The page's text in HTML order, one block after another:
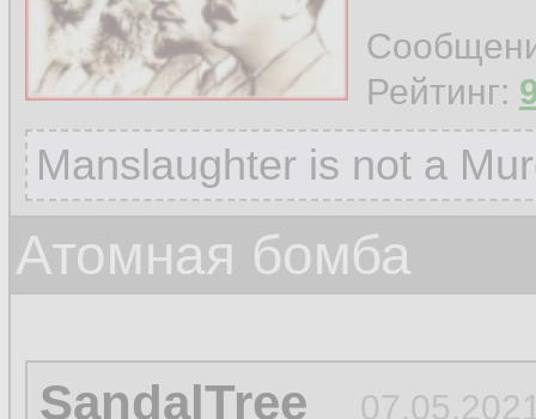
Рейтинг:
Manslaughter is not a
Атомная бомба
SandalTree